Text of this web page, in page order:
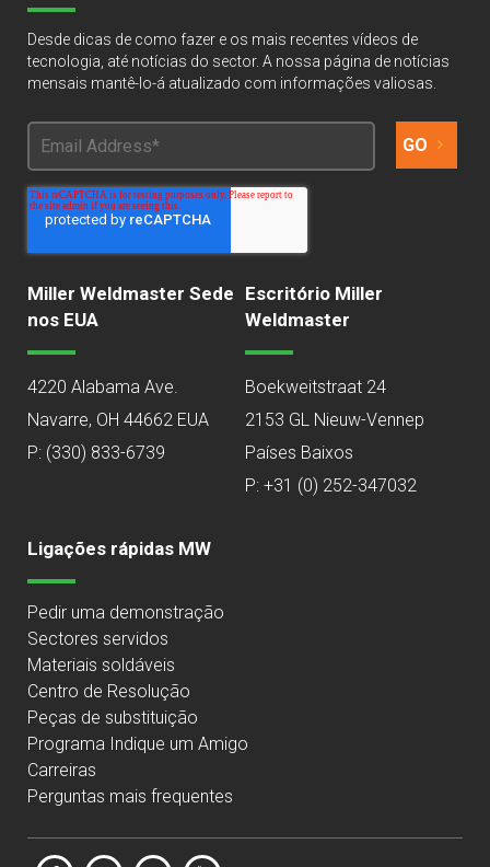
Desde dicas de como fazer e os mais recentes vídeos de
tecnologia, até notícias do sector. A nossa página de notícias
mensais mantê-lo-á atualizado com informações valiosas.
Miller Weldmaster Sede
nos EUA
4220 Alabama Ave.
Navarre, OH 44662 EUA
P: (330) 833-6739
Escritório Miller
Weldmaster
Boekweitstraat 24
2153 GL Nieuw-Vennep
Países Baixos
P: +31 (0) 252-347032
Ligações rápidas MW
Pedir uma demonstração
Sectores servidos
Materiais soldáveis
Centro de Resolução
Peças de substituição
Programa Indique um Amigo
Carreiras
Perguntas mais frequentes